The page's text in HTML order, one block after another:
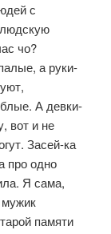
с
чо?
а руки-
А девки-
вот и не
Засей-ка
про одно
Я сама,
па­мяти